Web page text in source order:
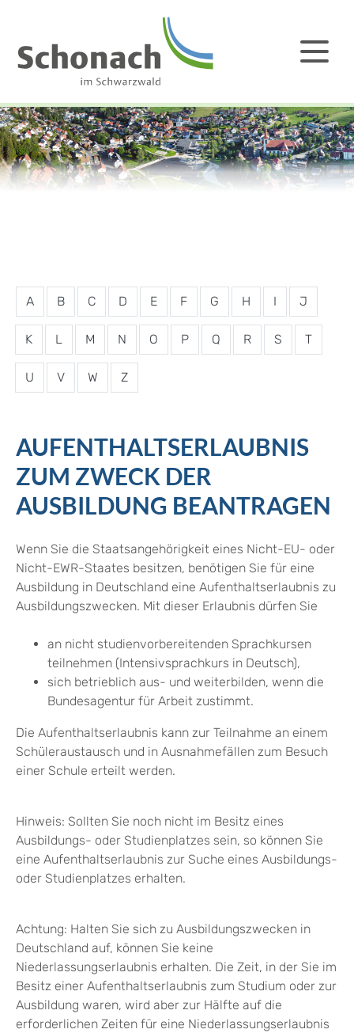
A B C D E F G H I J
K L M N O P Q R S T
U V W Z
AUFENTHALTSERLAUBNIS
ZUM ZWECK DER
AUSBILDUNG BEANTRAGEN
Wenn Sie die Staatsangehörigkeit eines Nicht-EU- oder
Nicht-EWR-Staates besitzen, benötigen Sie für eine
Ausbildung in Deutschland eine Aufenthaltserlaubnis zu
Ausbildungszwecken. Mit dieser Erlaubnis dürfen Sie
an nicht studienvorbereitenden Sprachkursen
teilnehmen (Intensivsprachkurs in Deutsch),
sich betrieblich aus- und weiterbilden, wenn die
Bundesagentur für Arbeit zustimmt.
Die Aufenthaltserlaubnis kann zur Teilnahme an einem
Schüleraustausch und in Ausnahmefällen zum Besuch
einer Schule erteilt werden.
Hinweis: Sollten Sie noch nicht im Besitz eines
Ausbildungs- oder Studienplatzes sein, so können Sie
eine Aufenthaltserlaubnis zur Suche eines Ausbildungs-
oder Studienplatzes erhalten.
Achtung: Halten Sie sich zu Ausbildungszwecken in
Deutschland auf, können Sie keine
Niederlassungserlaubnis erhalten. Die Zeit, in der Sie im
Besitz einer Aufenthaltserlaubnis zum Studium oder zur
Ausbildung waren, wird aber zur Hälfte auf die
erforderlichen Zeiten für eine Niederlassungserlaubnis